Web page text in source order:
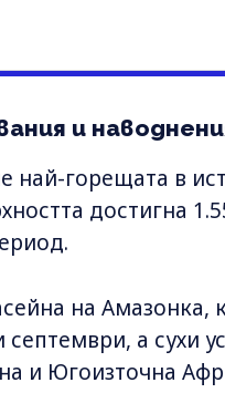
и
горещата в
достигна
на Амазонка,
а сухи
и Югоизточна